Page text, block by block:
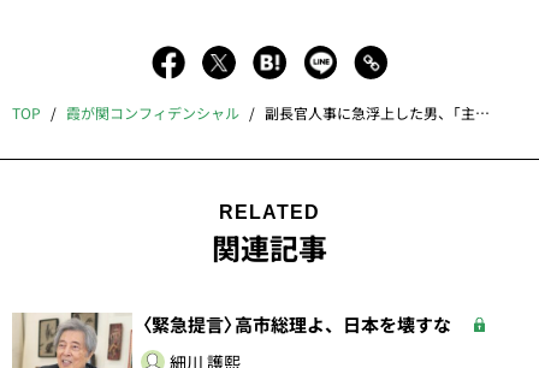
TOP 霞が関コンフィデンシャル 副長官人事に急浮上した男、「主計一強」に異変、デジタル庁の布陣は、黒川問題からの軌道修正
RELATED
関連記事
〈緊急提言〉高市総理よ、日本を壊すな
細川 護熙